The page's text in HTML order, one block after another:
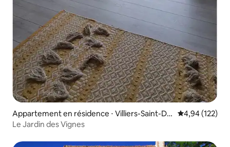
Appartement en résidence ⋅ Villiers-Saint-De
nis
Évaluation
4,94 (122)
Le Jardin des Vignes